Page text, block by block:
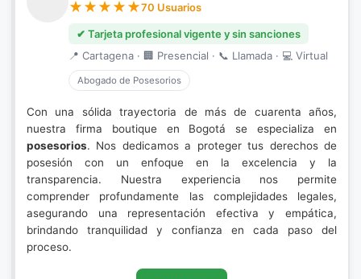
70 Usuarios
✔ Tarjeta profesional vigente y sin sanciones
📍 Cartagena · 🏢 Presencial · 📞 Llamada · 💻 Virtual
Abogado de Posesorios
Con una sólida trayectoria de más de cuarenta años,
nuestra firma boutique en Bogotá se especializa en
posesorios. Nos dedicamos a proteger tus derechos de
posesión con un enfoque en la excelencia y la
transparencia. Nuestra experiencia nos permite
comprender profundamente las complejidades legales,
asegurando una representación efectiva y empática,
brindando tranquilidad y confianza en cada paso del
proceso.